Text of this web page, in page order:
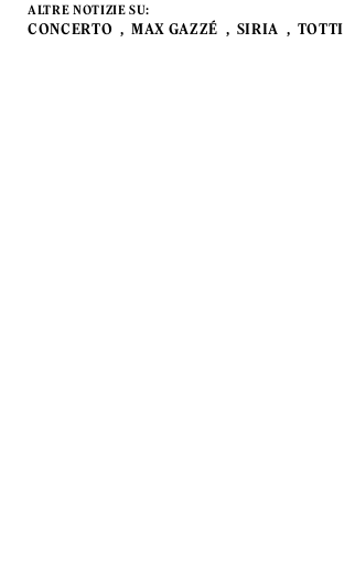
ALTRE NOTIZIE SU:
CONCERTO MAX GAZZÉ SIRIA TOTTI